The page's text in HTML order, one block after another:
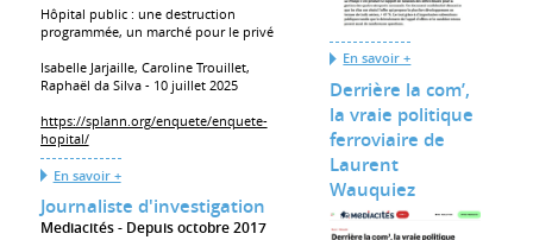
Hôpital public : une destruction
programmée, un marché pour le privé
Isabelle Jarjaille, Caroline Trouillet,
Raphaël da Silva - 10 juillet 2025
https://splann.org/enquete/enquete-
hopital/
En savoir +
Journaliste d'investigation
Mediacités Depuis octobre 2017
En savoir +
Derrière la com’,
la vraie politique
ferroviaire de
Laurent
Wauquiez